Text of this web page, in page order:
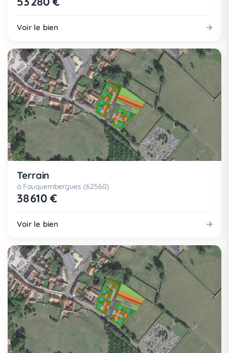
Voir le bien
Terrain
à Fauquembergues (62560)
38 610 €
Voir le bien